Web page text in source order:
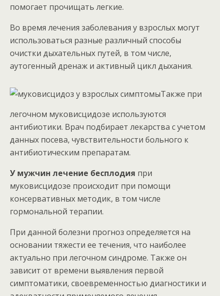
помогает прочищать легкие.
Во время лечения заболевания у взрослых могут
использоваться разные различный способы
очистки дыхательных путей, в том числе,
аутогенный дренаж и активный цикл дыхания.
Также при
легочном муковисцидозе используются
антибиотики. Врач подбирает лекарства с учетом
данных посева, чувствительности больного к
антибиотическим препаратам.
У мужчин лечение бесплодия при
муковисцидозе происходит при помощи
консервативных методик, в том числе
гормональной терапии.
При данной болезни прогноз определяется на
основании тяжести ее течения, что наиболее
актуально при легочном синдроме. Также он
зависит от времени выявления первой
симптоматики, своевременностью диагностики и